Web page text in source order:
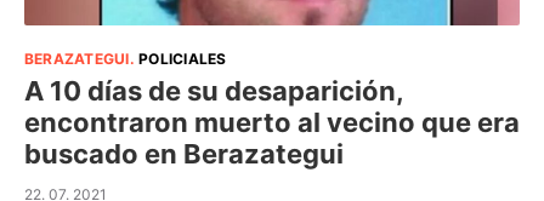
BERAZATEGUI.POLICIALES
A 10 días de su desaparición,
encontraron muerto al vecino que era
buscado en Berazategui
22. 07. 2021